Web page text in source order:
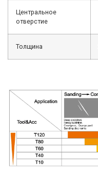
Центральное
отверстие
Толщина